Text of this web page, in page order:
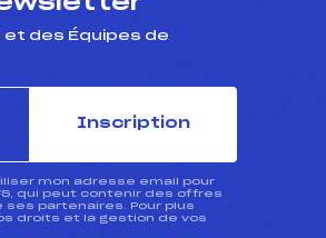
et des Équipes de
Inscription
mon adresse email pour
qui peut contenir des offres
ses partenaires. Pour plus
droits et la gestion de vos